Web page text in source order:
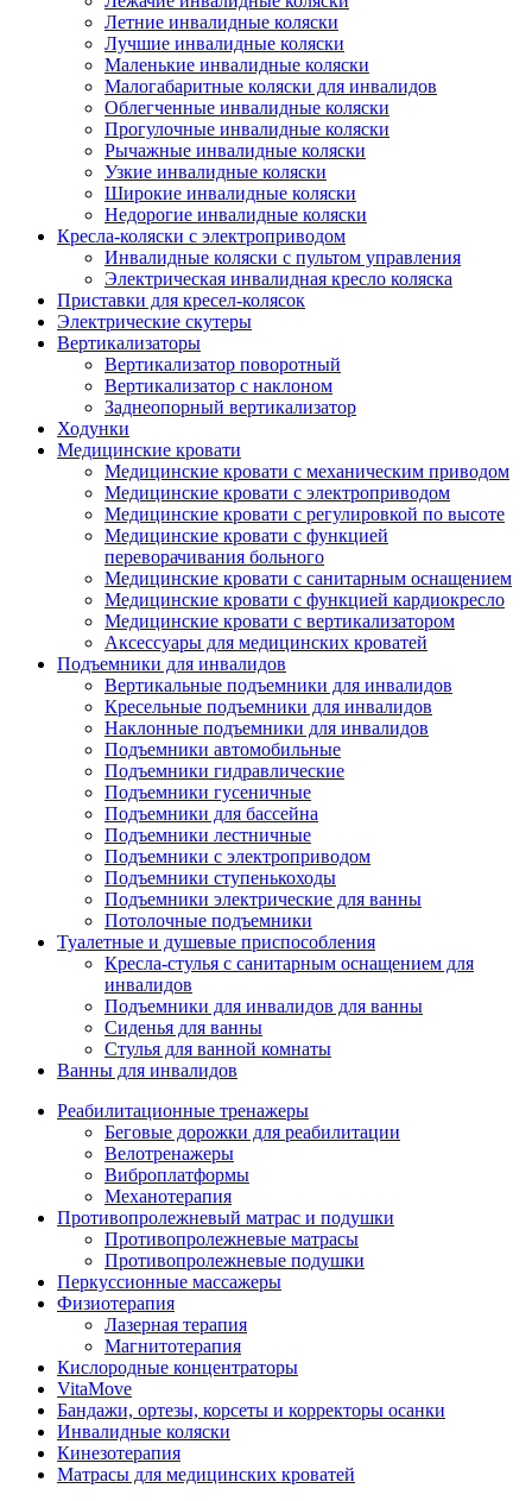
Летние инвалидные коляски
Лучшие инвалидные коляски
Маленькие инвалидные коляски
Малогабаритные коляски для инвалидов
Облегченные инвалидные коляски
Прогулочные инвалидные коляски
Рычажные инвалидные коляски
Узкие инвалидные коляски
Широкие инвалидные коляски
Недорогие инвалидные коляски
Кресла-коляски с электроприводом
Инвалидные коляски с пультом управления
Электрическая инвалидная кресло коляска
Приставки для кресел-колясок
Электрические скутеры
Вертикализаторы
Вертикализатор поворотный
Вертикализатор с наклоном
Заднеопорный вертикализатор
Ходунки
Медицинские кровати
Медицинские кровати с механическим приводом
Медицинские кровати с электроприводом
Медицинские кровати с регулировкой по высоте
Медицинские кровати с функцией
переворачивания больного
Медицинские кровати с санитарным оснащением
Медицинские кровати с функцией кардиокресло
Медицинские кровати с вертикализатором
Аксессуары для медицинских кроватей
Подъемники для инвалидов
Вертикальные подъемники для инвалидов
Кресельные подъемники для инвалидов
Наклонные подъемники для инвалидов
Подъемники автомобильные
Подъемники гидравлические
Подъемники гусеничные
Подъемники для бассейна
Подъемники лестничные
Подъемники с электроприводом
Подъемники ступенькоходы
Подъемники электрические для ванны
Потолочные подъемники
Туалетные и душевые приспособления
Кресла-стулья с санитарным оснащением для
инвалидов
Подъемники для инвалидов для ванны
Сиденья для ванны
Стулья для ванной комнаты
Ванны для инвалидов
Реабилитационные тренажеры
Беговые дорожки для реабилитации
Велотренажеры
Виброплатформы
Механотерапия
Противопролежневый матрас и подушки
Противопролежневые матрасы
Противопролежневые подушки
Перкуссионные массажеры
Физиотерапия
Лазерная терапия
Магнитотерапия
Кислородные концентраторы
VitaMove
Бандажи, ортезы, корсеты и корректоры осанки
Инвалидные коляски
Кинезотерапия
Матрасы для медицинских кроватей